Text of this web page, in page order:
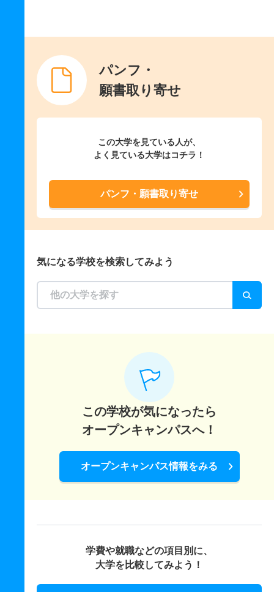
パンフ・
願書取り寄せ
この大学を見ている人が、
よく見ている大学はコチラ！
パンフ・願書取り寄せ
気になる学校を検索してみよう
この学校が気になったら
オープンキャンパスへ！
オープンキャンパス情報をみる
学費や就職などの項目別に、
大学を比較してみよう！